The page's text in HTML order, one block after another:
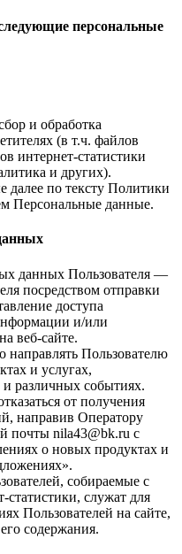
персональные
и обработка
(в т.ч. файлов
интернет-статистики
и других).
по тексту Политики
Персональные данные.
данных Пользователя —
посредством отправки
доступа
и/или
веб-сайте.
направлять Пользователю
и услугах,
различных событиях.
от получения
направив Оператору
почты nila43@bk.ru с
о новых продуктах и
собираемые с
служат для
Пользователей на сайте,
содержания.